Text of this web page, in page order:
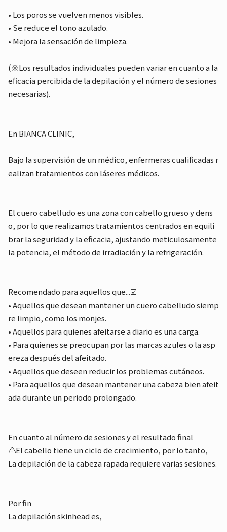
• Los poros se vuelven menos visibles.
• Se reduce el tono azulado.
• Mejora la sensación de limpieza.
(※Los resultados individuales pueden variar en cuanto a la
eficacia percibida de la depilación y el número de sesiones
necesarias).
En BIANCA CLINIC,
Bajo la supervisión de un médico, enfermeras cualificadas r
ealizan tratamientos con láseres médicos.
El cuero cabelludo es una zona con cabello grueso y dens
o, por lo que realizamos tratamientos centrados en equili
brar la seguridad y la eficacia, ajustando meticulosamente
la potencia, el método de irradiación y la refrigeración.
Recomendado para aquellos que...☑️
• Aquellos que desean mantener un cuero cabelludo siemp
re limpio, como los monjes.
• Aquellos para quienes afeitarse a diario es una carga.
• Para quienes se preocupan por las marcas azules o la asp
ereza después del afeitado.
• Aquellos que deseen reducir los problemas cutáneos.
• Para aquellos que desean mantener una cabeza bien afeit
ada durante un periodo prolongado.
En cuanto al número de sesiones y el resultado final
⚠️El cabello tiene un ciclo de crecimiento, por lo tanto,
La depilación de la cabeza rapada requiere varias sesiones.
Por fin
La depilación skinhead es,